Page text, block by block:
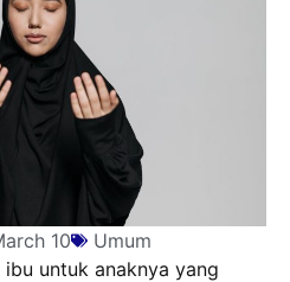
10
Umum
untuk anaknya yang